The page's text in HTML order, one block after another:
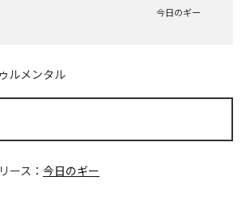
今日のギー
ルメンタル
ース： 今日のギー